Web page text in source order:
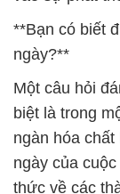
**Bạn có biết
ngày?**
Một câu hỏi
biệt là trong
ngàn hóa
ngày của
thức về các